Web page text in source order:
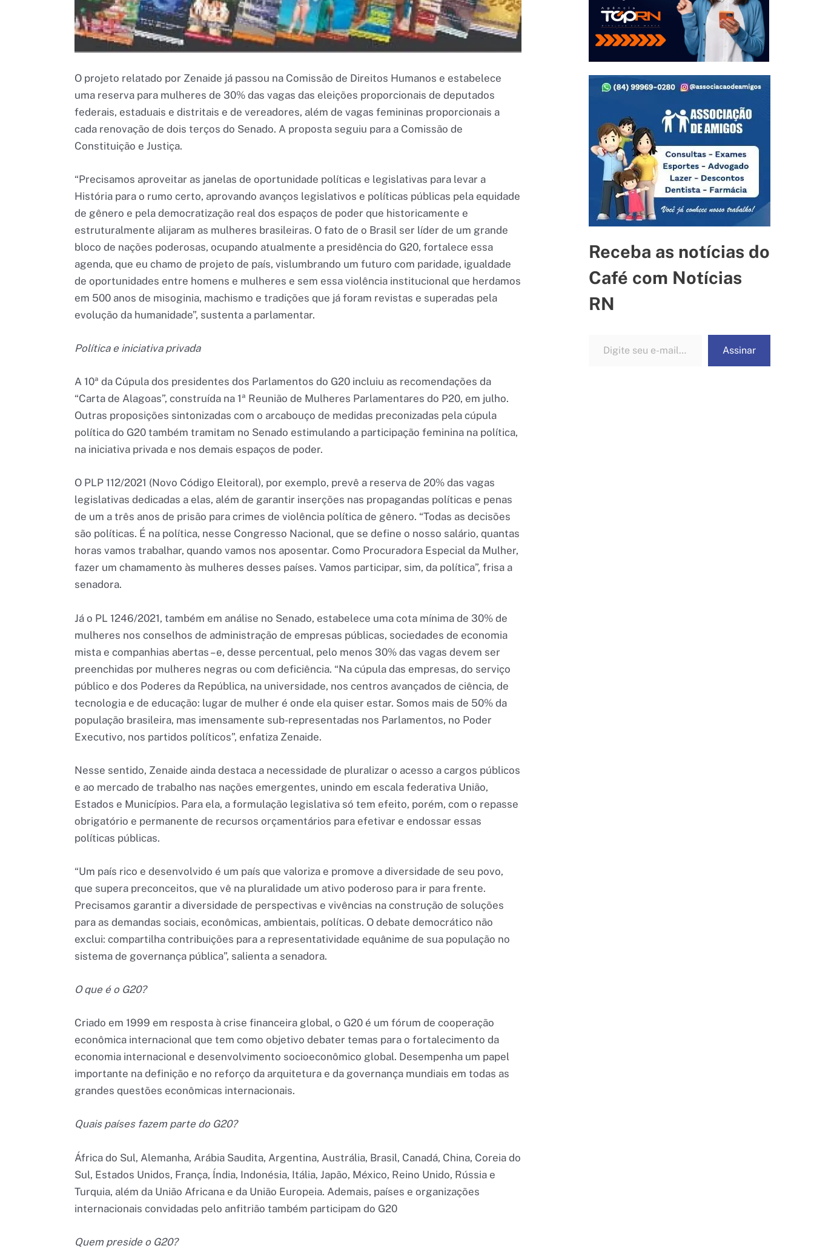
O projeto relatado por Zenaide já passou na Comissão de Direitos Humanos e estabelece
uma reserva para mulheres de 30% das vagas das eleições proporcionais de deputados
federais, estaduais e distritais e de vereadores, além de vagas femininas proporcionais a
cada renovação de dois terços do Senado. A proposta seguiu para a Comissão de
Constituição e Justiça.
“Precisamos aproveitar as janelas de oportunidade políticas e legislativas para levar a
História para o rumo certo, aprovando avanços legislativos e políticas públicas pela equidade
de gênero e pela democratização real dos espaços de poder que historicamente e
estruturalmente alijaram as mulheres brasileiras. O fato de o Brasil ser líder de um grande
bloco de nações poderosas, ocupando atualmente a presidência do G20, fortalece essa
agenda, que eu chamo de projeto de país, vislumbrando um futuro com paridade, igualdade
de oportunidades entre homens e mulheres e sem essa violência institucional que herdamos
em 500 anos de misoginia, machismo e tradições que já foram revistas e superadas pela
evolução da humanidade”, sustenta a parlamentar.
Política e iniciativa privada
A 10ª da Cúpula dos presidentes dos Parlamentos do G20 incluiu as recomendações da
“Carta de Alagoas”, construída na 1ª Reunião de Mulheres Parlamentares do P20, em julho.
Outras proposições sintonizadas com o arcabouço de medidas preconizadas pela cúpula
política do G20 também tramitam no Senado estimulando a participação feminina na política,
na iniciativa privada e nos demais espaços de poder.
O PLP 112/2021 (Novo Código Eleitoral), por exemplo, prevê a reserva de 20% das vagas
legislativas dedicadas a elas, além de garantir inserções nas propagandas políticas e penas
de um a três anos de prisão para crimes de violência política de gênero. “Todas as decisões
são políticas. É na política, nesse Congresso Nacional, que se define o nosso salário, quantas
horas vamos trabalhar, quando vamos nos aposentar. Como Procuradora Especial da Mulher,
fazer um chamamento às mulheres desses países. Vamos participar, sim, da política”, frisa a
senadora.
Já o PL 1246/2021, também em análise no Senado, estabelece uma cota mínima de 30% de
mulheres nos conselhos de administração de empresas públicas, sociedades de economia
mista e companhias abertas – e, desse percentual, pelo menos 30% das vagas devem ser
preenchidas por mulheres negras ou com deficiência. “Na cúpula das empresas, do serviço
público e dos Poderes da República, na universidade, nos centros avançados de ciência, de
tecnologia e de educação: lugar de mulher é onde ela quiser estar. Somos mais de 50% da
população brasileira, mas imensamente sub-representadas nos Parlamentos, no Poder
Executivo, nos partidos políticos”, enfatiza Zenaide.
Nesse sentido, Zenaide ainda destaca a necessidade de pluralizar o acesso a cargos públicos
e ao mercado de trabalho nas nações emergentes, unindo em escala federativa União,
Estados e Municípios. Para ela, a formulação legislativa só tem efeito, porém, com o repasse
obrigatório e permanente de recursos orçamentários para efetivar e endossar essas
políticas públicas.
“Um país rico e desenvolvido é um país que valoriza e promove a diversidade de seu povo,
que supera preconceitos, que vê na pluralidade um ativo poderoso para ir para frente.
Precisamos garantir a diversidade de perspectivas e vivências na construção de soluções
para as demandas sociais, econômicas, ambientais, políticas. O debate democrático não
exclui: compartilha contribuições para a representatividade equânime de sua população no
sistema de governança pública”, salienta a senadora.
O que é o G20?
Criado em 1999 em resposta à crise financeira global, o G20 é um fórum de cooperação
econômica internacional que tem como objetivo debater temas para o fortalecimento da
economia internacional e desenvolvimento socioeconômico global. Desempenha um papel
importante na definição e no reforço da arquitetura e da governança mundiais em todas as
grandes questões econômicas internacionais.
Quais países fazem parte do G20?
África do Sul, Alemanha, Arábia Saudita, Argentina, Austrália, Brasil, Canadá, China, Coreia do
Sul, Estados Unidos, França, Índia, Indonésia, Itália, Japão, México, Reino Unido, Rússia e
Turquia, além da União Africana e da União Europeia. Ademais, países e organizações
internacionais convidadas pelo anfitrião também participam do G20
Quem preside o G20?
Receba as notícias do
Café com Notícias
RN
Assinar